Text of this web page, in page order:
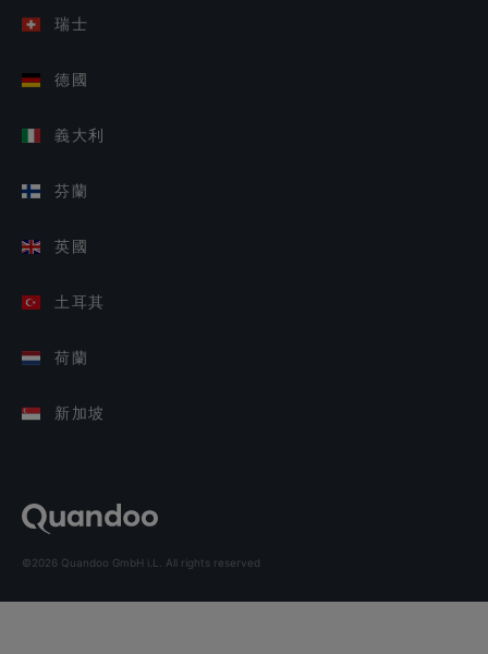
瑞士
德國
義大利
芬蘭
英國
土耳其
荷蘭
新加坡
©2026 Quandoo GmbH i.L. All rights reserved